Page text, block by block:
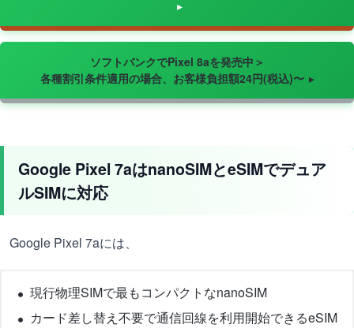
ソフトバンクでPixel 8aを発売中＞
各種割引条件適用の場合、お客様負担額24円(税込)〜
Google Pixel 7aはnanoSIMとeSIMでデュア
ルSIMに対応
Google Pixel 7aには、
現行物理SIMで最もコンパクトなnanoSIM
カード差し替え不要で通信回線を利用開始できるeSIM